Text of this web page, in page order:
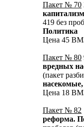
Пакет № 70
419 без
Политика
Цена 45
Пакет № 80
вредных
(пакет
Цена 18
Пакет № 82
реформа.